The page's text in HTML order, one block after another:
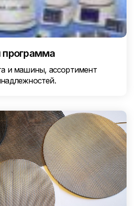
программа
и машины, ассортимент